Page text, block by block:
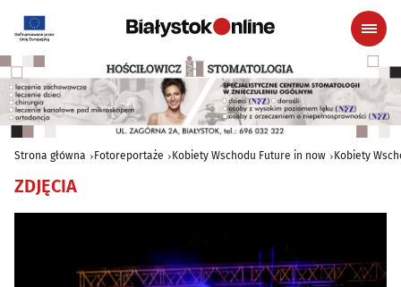
Strona główna Fotoreportaże Kobiety Wschodu Future in now Kobiety
ZDJĘCIA